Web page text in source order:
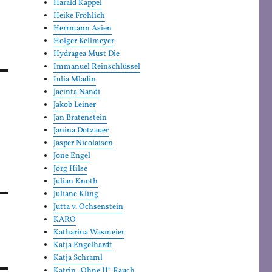
Harald Kappel
Heike Fröhlich
Herrmann Asien
Holger Kellmeyer
Hydragea Must Die
Immanuel Reinschlüssel
Iulia Mladin
Jacinta Nandi
Jakob Leiner
Jan Bratenstein
Janina Dotzauer
Jasper Nicolaisen
Jone Engel
Jörg Hilse
Julian Knoth
Juliane Kling
Jutta v. Ochsenstein
KARO
Katharina Wasmeier
Katja Engelhardt
Katja Schraml